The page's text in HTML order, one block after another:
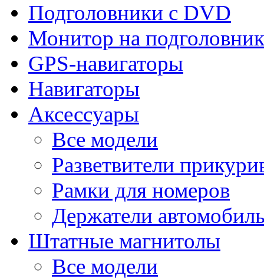
Подголовники с DVD
Монитор на подголовник
GPS-навигаторы
Навигаторы
Аксессуары
Все модели
Разветвители
Рамки для номеров
Держатели
Штатные магнитолы
Все модели